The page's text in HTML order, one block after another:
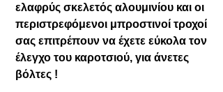
ελαφρύς σκελετός αλουμινίου και οι
περιστρεφόμενοι μπροστινοί τροχοί
σας επιτρέπουν να έχετε εύκολα τον
έλεγχο του καροτσιού, για άνετες
βόλτες !